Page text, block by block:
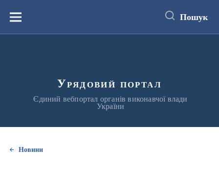
вмістуМеню Пошук
Урядовий портал
Єдиний вебпортал органів виконавчої влади
України
Новини